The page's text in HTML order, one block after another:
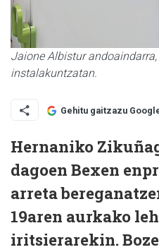
Jaione Albistur
instalakuntzatan.
Gehitu gaitzazu
Hernaniko
dagoen Bexen
arreta
19aren aurkako
iritsierarekin.